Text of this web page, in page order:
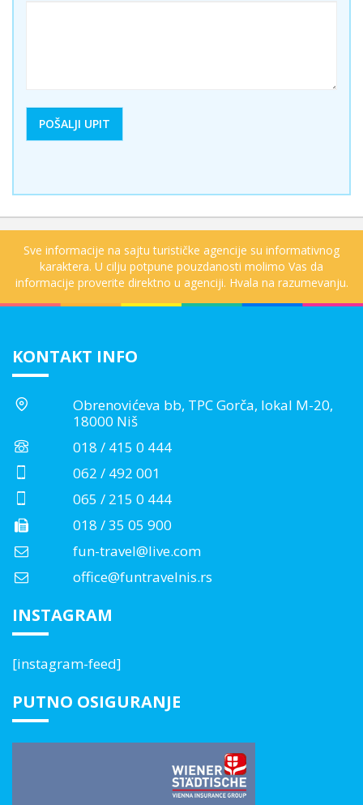
Sve informacije na sajtu turističke agencije su informativnog
karaktera. U cilju potpune pouzdanosti molimo Vas da
informacije proverite direktno u agenciji. Hvala na razumevanju.
KONTAKT INFO
Obrenovićeva bb, TPC Gorča, lokal M-20,
18000 Niš
018 / 415 0 444
062 / 492 001
065 / 215 0 444
018 / 35 05 900
fun-travel@live.com
office@funtravelnis.rs
INSTAGRAM
[instagram-feed]
PUTNO OSIGURANJE